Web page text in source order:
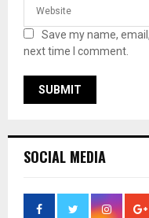
Save my name,
next time I comment.
SOCIAL MEDIA